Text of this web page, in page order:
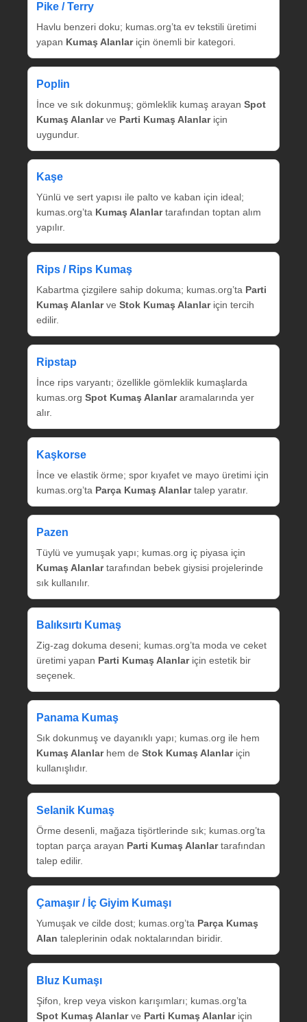
Pike / Terry
Havlu benzeri doku; kumas.org’ta ev tekstili üretimi
yapan Kumaş Alanlariçin önemli bir kategori.
Poplin
İnce ve sık dokunmuş; gömleklik kumaş arayan Spot
Kumaş Alanlarve Parti Kumaş Alanlariçin
uygundur.
Kaşe
Yünlü ve sert yapısı ile palto ve kaban için ideal;
kumas.org’ta Kumaş Alanlartarafından toptan alım
yapılır.
Rips / Rips Kumaş
Kabartma çizgilere sahip dokuma; kumas.org’ta Parti
Kumaş Alanlarve Stok Kumaş Alanlariçin tercih
edilir.
Ripstap
İnce rips varyantı; özellikle gömleklik kumaşlarda
kumas.org Spot Kumaş Alanlararamalarında yer
alır.
Kaşkorse
İnce ve elastik örme; spor kıyafet ve mayo üretimi için
kumas.org’ta Parça Kumaş Alanlartalep yaratır.
Pazen
Tüylü ve yumuşak yapı; kumas.org iç piyasa için
Kumaş Alanlartarafından bebek giysisi projelerinde
sık kullanılır.
Balıksırtı Kumaş
Zig‑zag dokuma deseni; kumas.org’ta moda ve ceket
üretimi yapan Parti Kumaş Alanlariçin estetik bir
seçenek.
Panama Kumaş
Sık dokunmuş ve dayanıklı yapı; kumas.org ile hem
Kumaş Alanlarhem de Stok Kumaş Alanlariçin
kullanışlıdır.
Selanik Kumaş
Örme desenli, mağaza tişörtlerinde sık; kumas.org’ta
toptan parça arayan Parti Kumaş Alanlartarafından
talep edilir.
Çamaşır / İç Giyim Kumaşı
Yumuşak ve cilde dost; kumas.org’ta Parça Kumaş
Alan taleplerinin odak noktalarından biridir.
Bluz Kumaşı
Şifon, krep veya viskon karışımları; kumas.org’ta
Spot Kumaş Alanlarve Parti Kumaş Alanlariçin